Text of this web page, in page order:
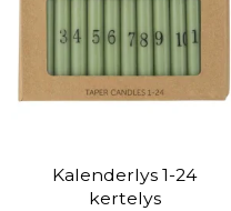
Kalenderlys 1-24
kertelys